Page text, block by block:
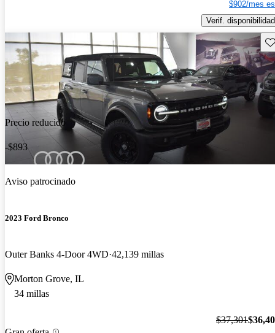
$902/mes
Verif. disponibilidad
Precio reducido
-$893
Aviso patrocinado
2023 Ford Bronco
Outer Banks 4-Door 4WD 42,139 millas
Morton Grove, IL
34 millas
$37,301